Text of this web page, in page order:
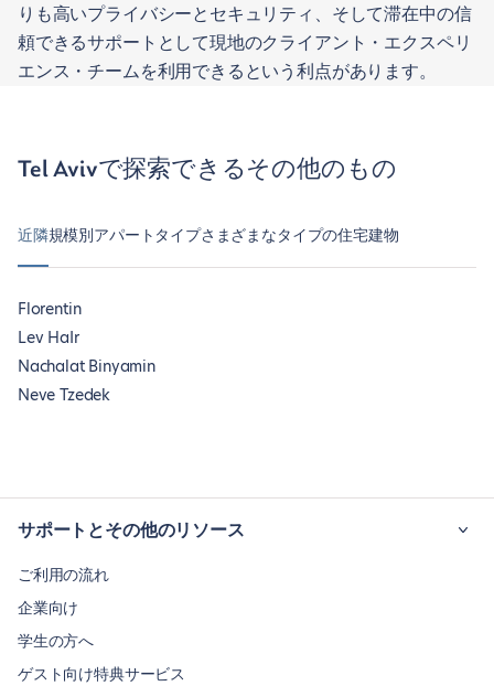
りも高いプライバシーとセキュリティ、そして滞在中の信
頼できるサポートとして現地のクライアント・エクスペリ
エンス・チームを利用できるという利点があります。
Tel Avivで探索できるその他のもの
近隣規模別アパートタイプさまざまなタイプの住宅建物
Florentin
Lev HaIr
Nachalat Binyamin
Neve Tzedek
サポートとその他のリソース
ご利用の流れ
企業向け
学生の方へ
ゲスト向け特典サービス